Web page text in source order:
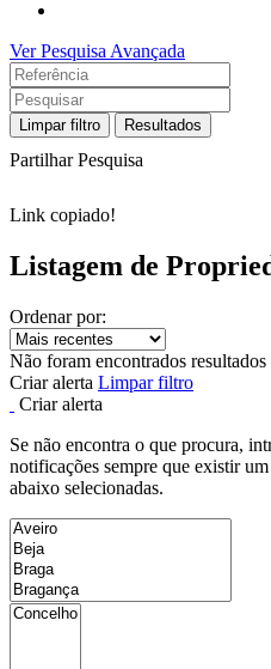
Ver Pesquisa Avançada
Limpar filtro Resultados
Partilhar Pesquisa
Link copiado!
Listagem de
Ordenar por:
Não foram encontrados resultados
Criar alerta Limpar filtro
Criar alerta
Se não encontra o que procura,
notificações sempre que existir
abaixo selecionadas.